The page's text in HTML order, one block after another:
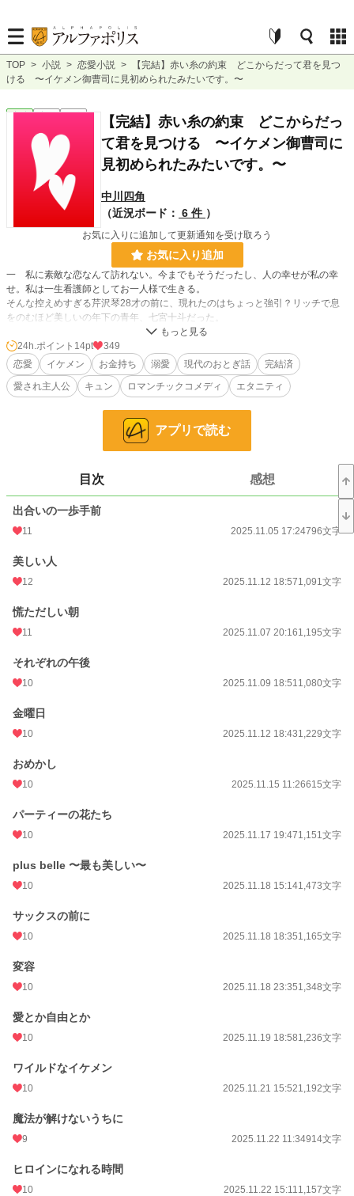
TOP > 小説 > 恋愛小説 >
【完結】赤い糸の約束 どこからだって君を見つ
ける 〜イケメン御曹司に見初められたみたいです。〜
恋愛 完結 短編
【完結】赤い糸の約束 どこからだっ
て君を見つける 〜イケメン御曹司に
見初められたみたいです。〜
中川四角
（近況ボード： 6 件 ）
お気に入りに追加して更新通知を受け取ろう
お気に入り追加
一 私に素敵な恋なんて訪れない。今までもそうだったし、人の幸せが私の幸
せ。私は一生看護師としてお一人様で生きる。
そんな控えめすぎる芹沢琴28才の前に、現れたのはちょっと強引？リッチで息
をのむほど美しいの年下の青年、七宮十斗だった。
ひょんな事から、琴は、十斗とあるパーティーに行く約束をしてしまう。
特定の女性と深く付き合わないと噂の十斗、琴は、お金持ちの気まぐれだと思
う。
十斗をめぐる女の子達の複雑な気持ち。
さらに職場で小さな事件が。
距離を縮める琴と十斗だったが、琴の意外な本音とは？
クリスマス前、琴に助けられた患者さんの想いが優しく琴の背中を押す。
不器用な2人のロマンチックコメディ。
恋愛
更新日時
初回公開日時 2025.11.05 17:24
初回完結日時
週間ポイント 42 pt (48,661 位)
月間ポイント
年間ポイント
24h.ポイント 14pt
349
恋愛
イケメン お金持ち 溺愛 現代のおとぎ話
完結済
愛され主人公
キュン ロマンチックコメディ エタニティ
アプリで読む
目次 感想
出合いの一歩手前
11 2025.11.05 17:24796文字
美しい人
12 2025.11.12 18:571,091文字
慌ただしい朝
11 2025.11.07 20:161,195文字
それぞれの午後
10 2025.11.09 18:511,080文字
金曜日
10 2025.11.12 18:431,229文字
おめかし
10 2025.11.15 11:26615文字
パーティーの花たち
10 2025.11.17 19:471,151文字
plus belle 〜最も美しい〜
10 2025.11.18 15:141,473文字
サックスの前に
10 2025.11.18 18:351,165文字
変容
10 2025.11.18 23:351,348文字
愛とか自由とか
10 2025.11.19 18:581,236文字
ワイルドなイケメン
10 2025.11.21 15:521,192文字
魔法が解けないうちに
9 2025.11.22 11:34914文字
ヒロインになれる時間
10 2025.11.22 15:111,157文字